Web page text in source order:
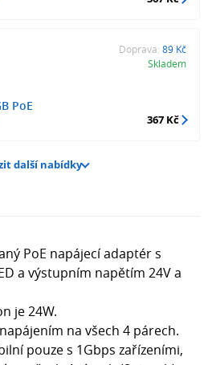
PoE
Doprava: 89 Kč
Skladem
367 Kč
další nabídky
PoE napájecí adaptér s
a výstupním napětím 24V a
je 24W.
na všech 4 párech.
pouze s 1Gbps zařízeními,